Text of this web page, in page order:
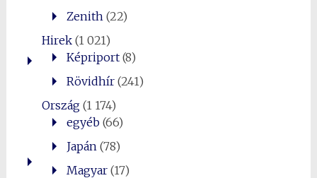
Zenith (22)
Hirek(1 021)
Képriport(8)
Rövidhír(241)
Ország(1 174)
egyéb(66)
Japán (78)
Magyar(17)